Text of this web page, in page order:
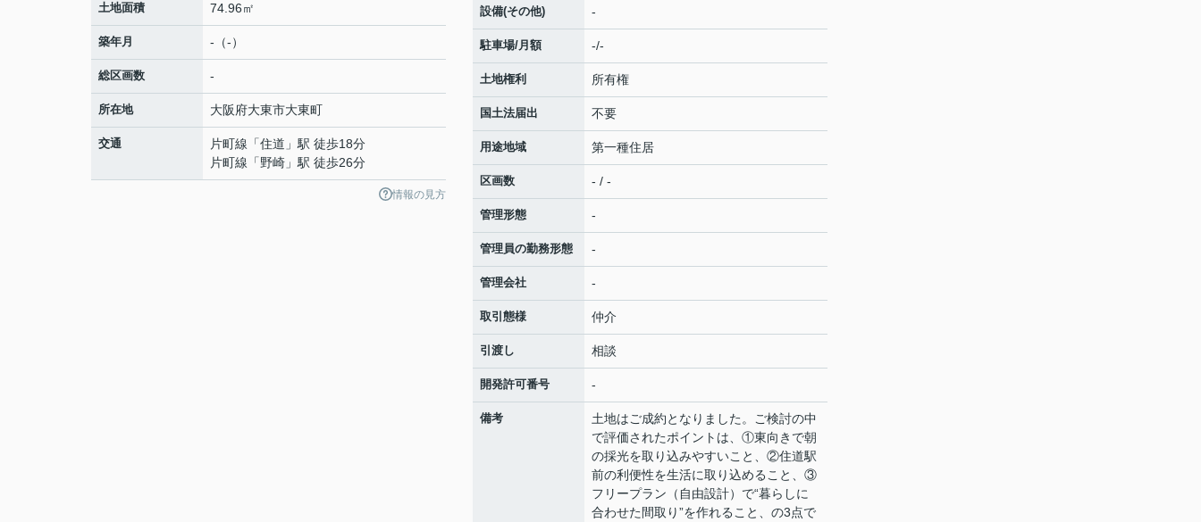
土地面積 74.96㎡
築年月 -（-）
総区画数 -
所在地 大阪府大東市大東町
交通 片町線 「住道 」駅 徒歩18分
片町線 「野崎 」駅 徒歩26分
情報の見方
設備(その他) -
駐車場/月額 -/-
土地権利 所有権
国土法届出 不要
用途地域 第一種住居
区画数 - / -
管理形態 -
管理員の勤務形態 -
管理会社 -
取引態様 仲介
引渡し 相談
開発許可番号 -
備考
土地はご成約となりました。ご検討の中
で評価されたポイントは、①東向きで朝
の採光を取り込みやすいこと、②住道駅
前の利便性を生活に取り込めること、③
フリープラン（自由設計）で“暮らしに
合わせた間取り”を作れること、の3点で